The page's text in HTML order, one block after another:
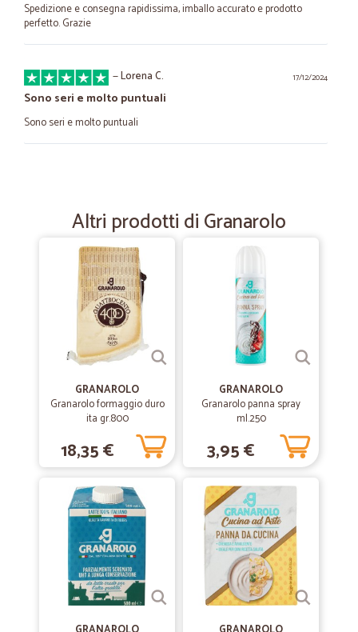
Spedizione e consegna rapidissima, imballo accurato e prodotto
perfetto. Grazie
17/12/2024
—Lorena C.
Sono seri e molto puntuali
Sono seri e molto puntuali
Contenuto, imballaggio, tempistica, tutto ok
—.
ho ordinato del basilico in cassetta ed…
ho ordinato del basilico in cassetta ed è arrivato in pochissimo tempo
ed era perfetto bellissimo e confezionato in modo esemplare. Sono
molto soddisfatta dell'acquisto e sicuramente continuerò ad
acquistare su questo sito perchè li ho trovati molto professionali e
26/06/2022
Luciano S.
devono aver avuto dei problemi, in quanto una delle due cassette
presentava molti frutti marciti.
12/06/2022
—Flora M.
Cicala una garanzia
Ottimi prodotti nel fresco e non, consegna celere e molto ben
Altri prodotti di Granarolo
GRANAROLO
Granarolo formaggio duro
ita gr.800
18,35 €
GRANAROLO
Granarolo panna spray
ml.250
3,95 €